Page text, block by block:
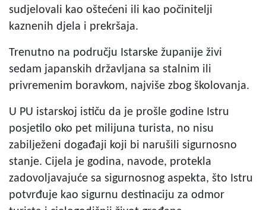
sudjelovali kao oštećeni ili kao počinitelji
kaznenih djela i prekršaja.
Trenutno na području Istarske županije živi
sedam japanskih državljana sa stalnim ili
privremenim boravkom, najviše zbog školovanja.
U PU istarskoj ističu da je prošle godine Istru
posjetilo oko pet milijuna turista, no nisu
zabilježeni događaji koji bi narušili sigurnosno
stanje. Cijela je godina, navode, protekla
zadovoljavajuće sa sigurnosnog aspekta, što Istru
potvrđuje kao sigurnu destinaciju za odmor